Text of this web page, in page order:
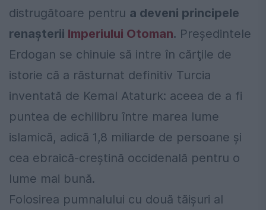
distrugătoare pentru a deveni principele
renaşterii Imperiului Otoman. Preşedintele
Erdogan se chinuie să intre în cărţile de
istorie că a răsturnat definitiv Turcia
inventată de Kemal Ataturk: aceea de a fi
puntea de echilibru între marea lume
islamică, adică 1,8 miliarde de persoane şi
cea ebraică-creştină occidenală pentru o
lume mai bună.
Folosirea pumnalului cu două tăişuri al